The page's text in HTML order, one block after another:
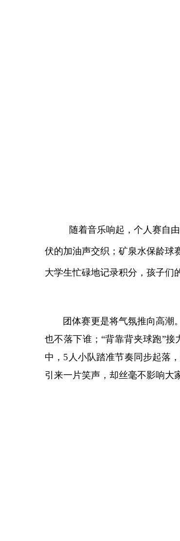
随着音乐响起，个人赛自由活
伏的加油声交织；矿泉水保龄球
大学生忙碌地记录积分，孩子们
团体赛更是将气氛推向高潮。
也不落下谁； “背靠背夹球跑”接
中， 5 人小队踏准节奏同步起落
引来一片笑声，却丝毫不影响大